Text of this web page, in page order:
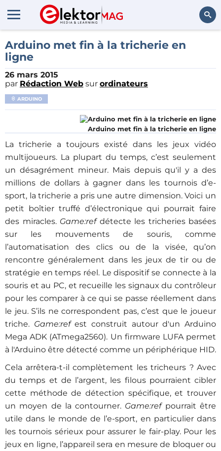
Rechercher
Arduino met fin à la tricherie en
ligne
26 mars 2015
par Rédaction Web sur ordinateurs
ARDUINO
Arduino met fin à la tricherie en ligne
La tricherie a toujours existé dans les jeux vidéo
multijoueurs. La plupart du temps, c’est seulement
un désagrément mineur. Mais depuis qu'il y a des
millions de dollars à gagner dans les tournois d’e-
sport, la tricherie a pris une autre dimension. Voici un
petit boîtier truffé d’électronique qui pourrait faire
des miracles. Game:refdétecte les tricheries basées
sur les mouvements de souris, comme
l’automatisation des clics ou de la visée, qu’on
rencontre généralement dans les jeux de tir ou de
stratégie en temps réel. Le dispositif se connecte à la
souris et au PC, et recueille les signaux du contrôleur
pour les comparer à ce qui se passe réellement dans
le jeu. S’ils ne correspondent pas, c’est que le joueur
triche. Game:refest construit autour d'un Arduino
Mega ADK (ATmega2560). Un firmware LUFA permet
à l'Arduino être détecté comme un périphérique HID.
Cela arrêtera-t-il complètement les tricheurs ? Avec
du temps et de l’argent, les filous pourraient cibler
cette méthode de détection spécifique, et trouver
un moyen de la contourner. Game:refpourrait être
utile dans le monde de l’e-sport, en particulier dans
les tournois sérieux pour assurer le fair-play. Pour les
jeux en ligne, l’appareil sera en mesure de bloquer ou